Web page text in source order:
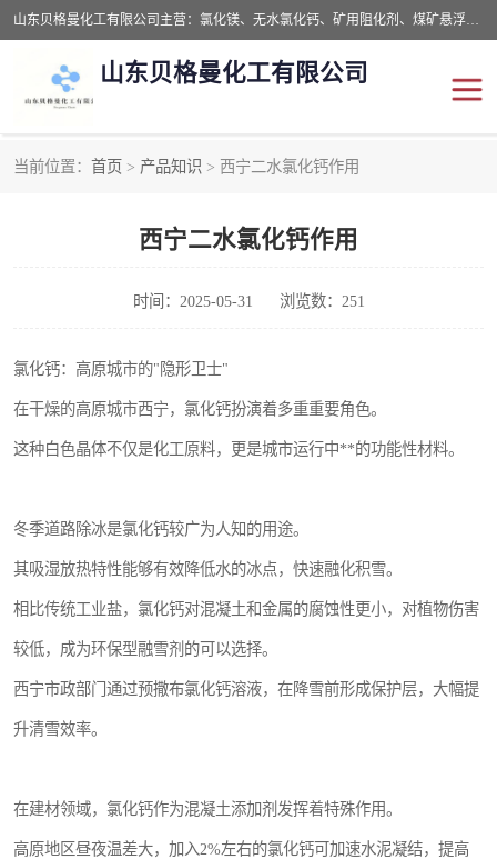
山东贝格曼化工有限公司主营：氯化镁、无水氯化钙、矿用阻化剂、煤矿悬浮剂、道路抑尘剂、氢氧化镁，防灭火剂等，公司位于山东省潍坊市滨海经济开发区,是专业从事对各种精细化工集研究、开发、制造于一体的现代化大型跨境化工企业，公司本着诚信经营、给每一位客户提供专业服务。
山东贝格曼化工有限公司
当前位置： 首页 > 产品知识 > 西宁二水氯化钙作用
西宁二水氯化钙作用
时间：2025-05-31 浏览数：251
氯化钙：高原城市的"隐形卫士"
在干燥的高原城市西宁，氯化钙扮演着多重重要角色。
这种白色晶体不仅是化工原料，更是城市运行中**的功能性材料。
冬季道路除冰是氯化钙较广为人知的用途。
其吸湿放热特性能够有效降低水的冰点，快速融化积雪。
相比传统工业盐，氯化钙对混凝土和金属的腐蚀性更小，对植物伤害
较低，成为环保型融雪剂的可以选择。
西宁市政部门通过预撒布氯化钙溶液，在降雪前形成保护层，大幅提
升清雪效率。
在建材领域，氯化钙作为混凝土添加剂发挥着特殊作用。
高原地区昼夜温差大，加入2%左右的氯化钙可加速水泥凝结，提高
氯化钙
抑尘剂
氢氧化镁